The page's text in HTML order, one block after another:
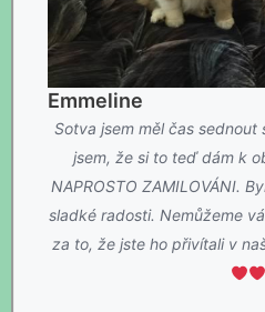
Emmeline
Sotva jsem měl čas sednout
jsem, že si to teď dám k
NAPROSTO ZAMILOVÁNI.
sladké radosti. Nemůžeme
za to, že jste ho přivítali v